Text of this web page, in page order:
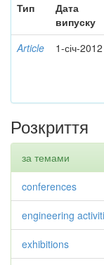
Тип
Дата
випуску
Article 1-січ-2012
Розкриття
за темами
conferences
engineering
exhibitions